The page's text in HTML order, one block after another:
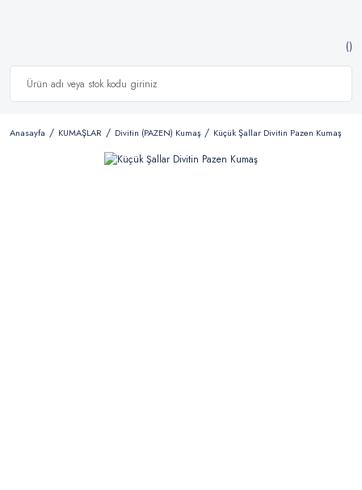
Anasayfa KUMAŞLAR Divitin (PAZEN) Kumaş Küçük Şallar Divitin Pazen Kumaş